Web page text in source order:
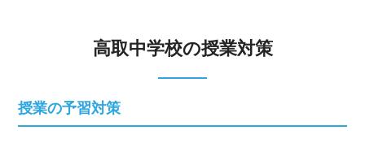
高取中学校の授業対策
授業の予習対策